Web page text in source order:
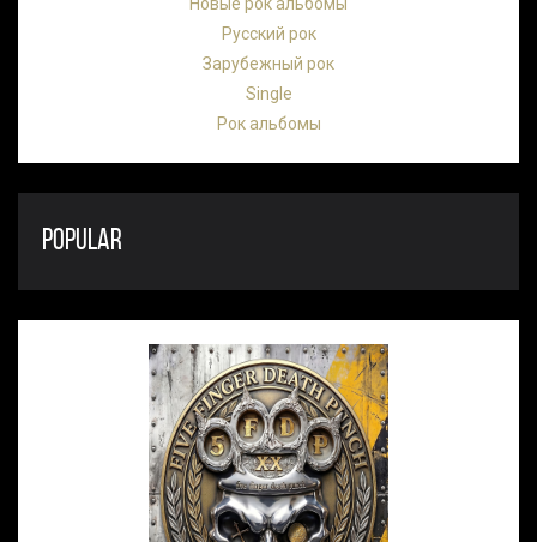
Русский рок
Зарубежный рок
Single
Рок альбомы
POPULAR